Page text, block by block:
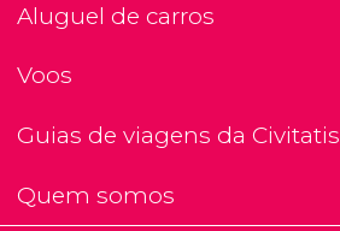
Aluguel de carros
Voos
Guias de viagens da Civitatis
Quem somos